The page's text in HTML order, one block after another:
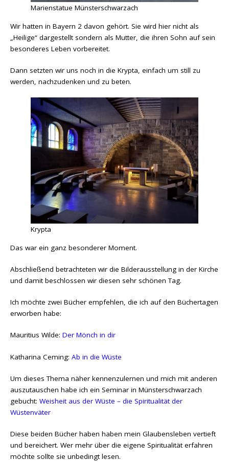
Marienstatue Münsterschwarzach
Wir hatten in Bayern 2 davon gehört. Sie wird hier nicht als
„Heilige“ dargestellt sondern als Mutter, die ihren Sohn auf sein
besonderes Leben vorbereitet.
Dann setzten wir uns noch in die Krypta, einfach um still zu
werden, nachzudenken und zu beten.
Krypta
Das war ein ganz besonderer Moment.
Abschließend betrachteten wir die Bilderausstellung in der Kirche
und damit beschlossen wir diesen sehr schönen Tag.
Ich möchte zwei Bücher empfehlen, die ich auf den Büchertagen
erworben habe:
Mauritius Wilde:Der Mönch in dir
Katharina Ceming:Ab in die Wüste
Um dieses Thema näher kennenzulernen und mich mit anderen
auszutauschen habe ich ein Seminar in Münsterschwarzach
gebucht:Weisheit aus der Wüste – die Spiritualität der
Wüstenväter
Diese beiden Bücher haben haben mein Glaubensleben vertieft
und bereichert. Wer mehr über die eigene Spiritualität erfahren
möchte sollte sie unbedingt lesen.